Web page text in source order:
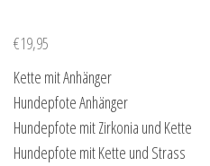
von 5,
auf
Kundenbewe
rtung
€19,95
Kette mit Anhänger
Hundepfote Anhänger
Hundepfote mit Zirkonia und Kette
Hundepfote mit Kette und Strass